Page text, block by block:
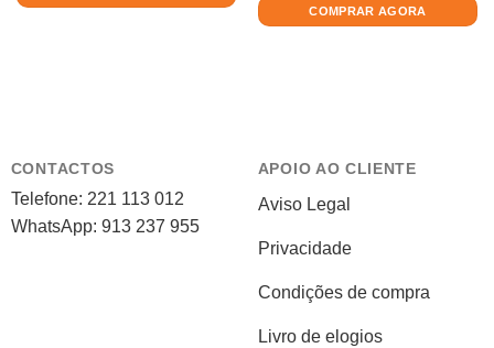
COMPRAR AGORA
CONTACTOS
Telefone: 221 113 012
WhatsApp: 913 237 955
APOIO AO CLIENTE
Aviso Legal
Privacidade
Condições de compra
Livro de elogios